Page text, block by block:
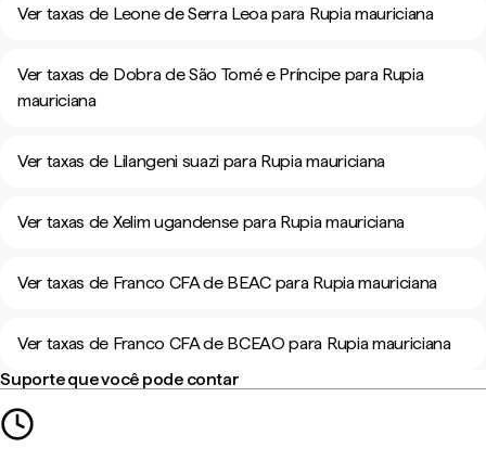
Ver taxas de Leone de Serra Leoa para Rupia mauriciana
Ver taxas de Dobra de São Tomé e Príncipe para Rupia
mauriciana
Ver taxas de Lilangeni suazi para Rupia mauriciana
Ver taxas de Xelim ugandense para Rupia mauriciana
Ver taxas de Franco CFA de BEAC para Rupia mauriciana
Ver taxas de Franco CFA de BCEAO para Rupia mauriciana
Suporte que você pode contar